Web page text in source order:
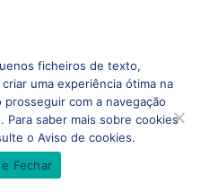
ficheiros de texto,
uma experiência ótima na
com a navegação
Para saber mais sobre cookies
o Aviso de cookies.
Fechar